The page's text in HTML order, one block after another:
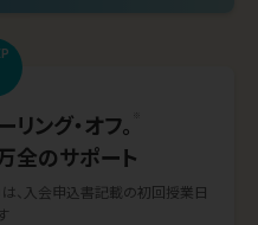
ング・オフ。
全のサポート
は、入会申込書記載の初回授業日